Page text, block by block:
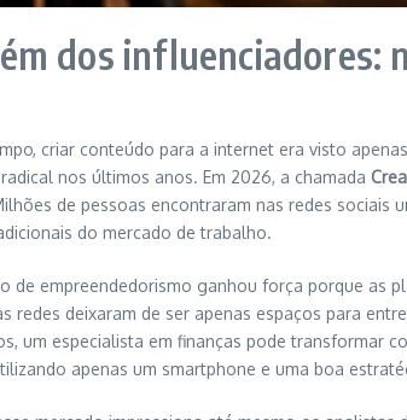
dos influenciadores:
criar conteúdo para a internet era visto
nos últimos anos. Em 2026, a chamada
de pessoas encontraram nas redes sociais
do mercado de trabalho.
de empreendedorismo ganhou força porque as
redes deixaram de ser apenas espaços para
um especialista em finanças pode transformar
apenas um smartphone e uma boa